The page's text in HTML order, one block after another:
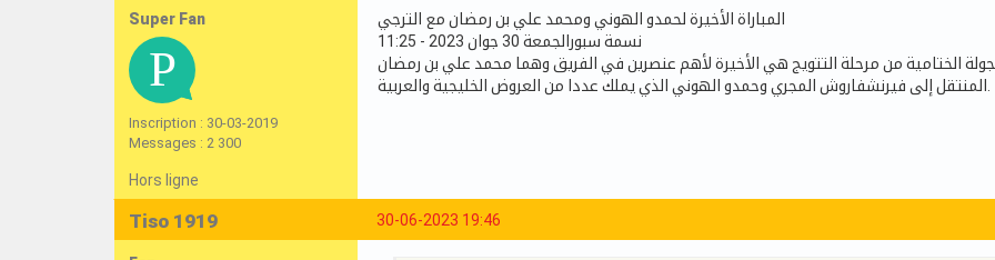
Super Fan
Inscription : 30-03-2019
Messages : 2 300
المباراة الأخيرة لحمدو الهوني ومحمد علي بن رمضان مع الترجي
نسمة سبورالجمعة 30 جوان 2023 - 11:25
الختامية من مرحلة التتويج هي الأخيرة لأهم عنصرين في الفريق وهما محمد علي بن رمضان
المنتقل إلى فيرنشفاروش المجري وحمدو الهوني الذي يملك عددا من العروض الخليجية والعربية.
Hors ligne
30-06-2023 19:46
Tiso 1919